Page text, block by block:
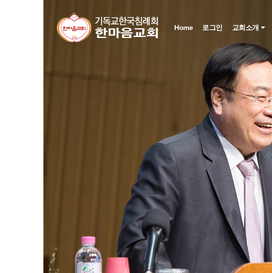
Home 로그인 교회소개